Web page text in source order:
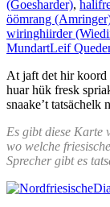
(Goesharder),
öömrang
wiringhiirder
MundartLeif
At jaft det hir koord
huar hük fresk
snaake’t tatsächelk
Es gibt diese Karte
wo welche
Sprecher gibt es